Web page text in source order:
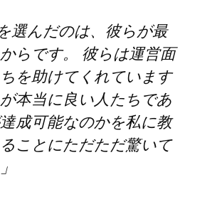
選んだのは、彼らが最
らです。 彼らは運営面
を助けてくれています
本当に良い人たちであ
成可能なのかを私に教
ことにただただ驚いて